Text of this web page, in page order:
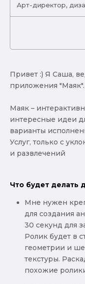
Арт-директор,
Привет :) Я Саша,
приложения "Маяк".
Маяк –
интересные идеи
варианты
Услуг, только с
и развлечений
Что будет делать
Мне нужен
для создания
30 секунд для
Ролик будет в
геометрии и
текстуры.
похожие